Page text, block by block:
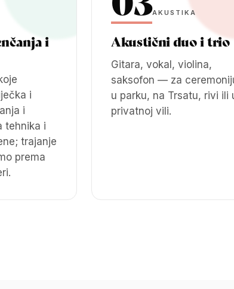
i
i
i
tehnika i
trajanje
prema
AKUSTIKA
Akustični duo i trio
Gitara, vokal, violina,
saksofon — za
u parku, na Trsatu, rivi ili
privatnoj vili.